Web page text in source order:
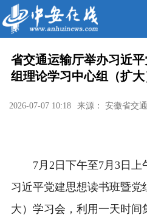
省交通运输厅举办习近
组理论学习中心组（扩
2026-07-07 10:18 来源： 安徽省交
7月2日下午至7月3日上
习近平党建思想读书班暨党
大）学习会，利用一天时间